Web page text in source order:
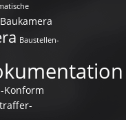
Baukamera
Baustellen-
Konform